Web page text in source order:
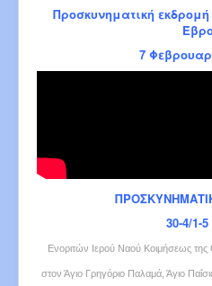
Πρόγραμμα Παναγίας 6-2026
Πρόγρ. Σεβ. Μητροπολίτου 8-2026
Προσκυνηματική
7
30-4/1-5
Ενοριτών Ιερού Ναού Κοιμήσεως
στον Άγιο Γρηγόριο Παλαμά, Άγιο